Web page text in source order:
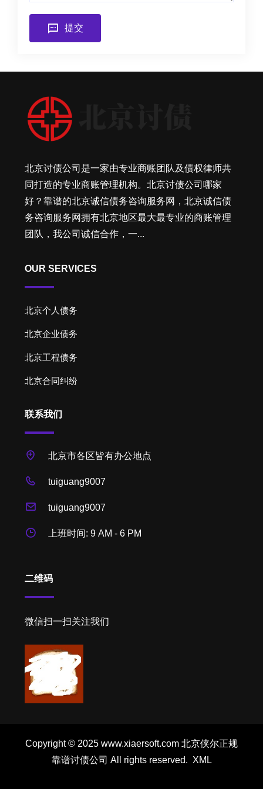
提交
北京讨债公司是一家由专业商账团队及债权律师共
同打造的专业商账管理机构。北京讨债公司哪家
好？靠谱的北京诚信债务咨询服务网，北京诚信债
务咨询服务网拥有北京地区最大最专业的商账管理
团队，我公司诚信合作，一...
OUR SERVICES
北京个人债务
北京企业债务
北京工程债务
北京合同纠纷
联系我们
北京市各区皆有办公地点
tuiguang9007
tuiguang9007
上班时间: 9 AM - 6 PM
二维码
微信扫一扫关注我们
Copyright © 2025 www.xiaersoft.com 北京侠尔正规
靠谱讨债公司 All rights reserved. XML